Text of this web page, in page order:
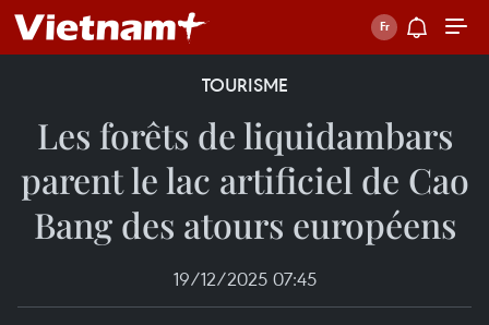
TOURISME
Les forêts de liquidambars
parent le lac artificiel de Cao
Bang des atours européens
19/12/2025 07:45